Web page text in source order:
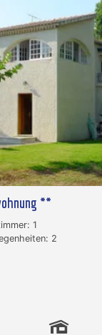
**
1
2